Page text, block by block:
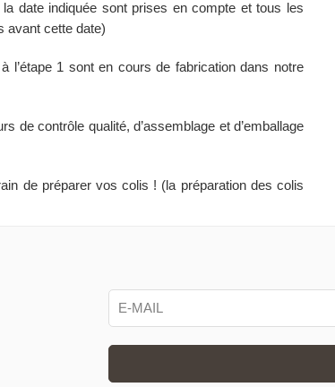
date indiquée sont prises en compte et tous les
avant cette date)
l’étape 1 sont en cours de fabrication dans notre
de contrôle qualité, d’assemblage et d’emballage
de préparer vos colis ! (la préparation des colis